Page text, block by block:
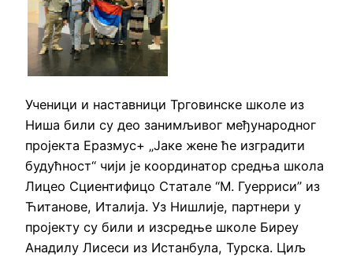
Ученици и наставници Трговинске школе из
Ниша били су део занимљивог међународног
пројекта Еразмус+ „Јаке жене ће изградити
будућност“ чији је координатор средња школа
Лицео Сциентифицо Статале “М. Гуерриси” из
Ћитанове, Италија. Уз Нишлије, партнери у
пројекту су били и изсредње школе Биреy
Анадилу Лисеси из Истанбула, Турска. Циљ